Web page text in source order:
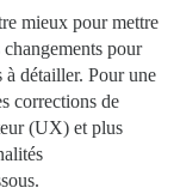
mieux pour mettre
pour
détailler. Pour une
corrections de
(UX) et plus